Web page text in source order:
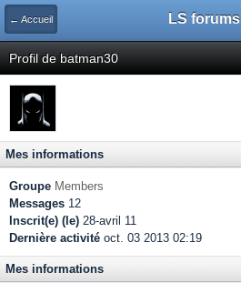
← Accueil LS forums
Profil de batman30
Mes informations
Groupe Members
Messages 12
Inscrit(e) (le) 28-avril 11
Dernière activité oct. 03 2013 02:19
Mes informations